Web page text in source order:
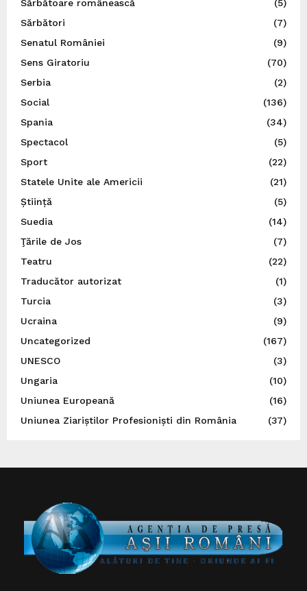
Sărbătoare românească
(5)
Sărbători
(7)
Senatul României
(9)
Sens Giratoriu
(70)
Serbia
(2)
Social
(136)
Spania
(34)
Spectacol
(5)
Sport
(22)
Statele Unite ale Americii
(21)
Știință
(5)
Suedia
(14)
Ţările de Jos
(7)
Teatru
(22)
Traducător autorizat
(1)
Turcia
(3)
Ucraina
(9)
Uncategorized
(167)
UNESCO
(3)
Ungaria
(10)
Uniunea Europeană
(16)
Uniunea Ziariștilor Profesioniști din România
(37)